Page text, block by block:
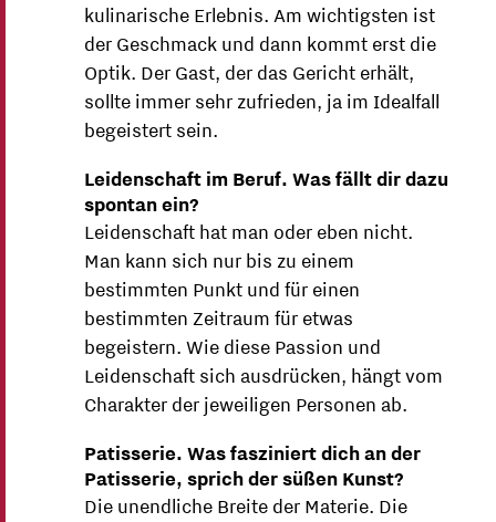
kulinarische Erlebnis. Am wichtigsten ist
der Geschmack und dann kommt erst die
Optik. Der Gast, der das Gericht erhält,
sollte immer sehr zufrieden, ja im Idealfall
begeistert sein.
Leidenschaft im Beruf. Was fällt dir dazu
spontan ein?
Leidenschaft hat man oder eben nicht.
Man kann sich nur bis zu einem
bestimmten Punkt und für einen
bestimmten Zeitraum für etwas
begeistern. Wie diese Passion und
Leidenschaft sich ausdrücken, hängt vom
Charakter der jeweiligen Personen ab.
Patisserie. Was fasziniert dich an der
Patisserie, sprich der süßen Kunst?
Die unendliche Breite der Materie. Die